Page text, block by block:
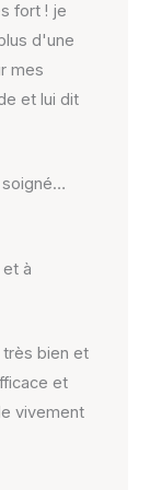
fort ! je
d'une
mes
et lui dit
soigné…
à
très bien et
et
vivement